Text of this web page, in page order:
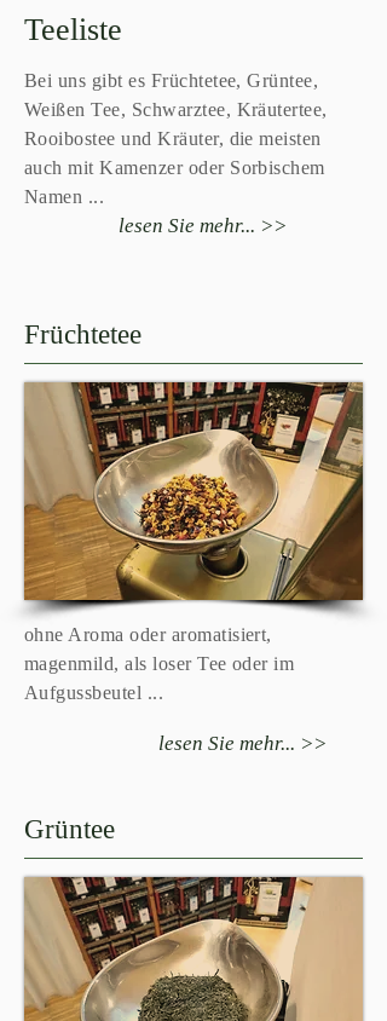
Teeliste
Bei uns gibt es Früchtetee, Grüntee,
Weißen Tee, Schwarztee, Kräutertee,
Rooibostee und Kräuter, die meisten
auch mit Kamenzer oder Sorbischem
Namen ...
lesen Sie mehr... >>
Früchtetee
ohne Aroma oder aromatisiert,
magenmild, als loser Tee oder im
Aufgussbeutel ...
lesen Sie mehr... >>
Grüntee